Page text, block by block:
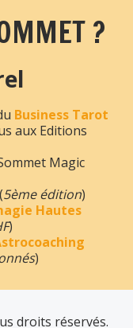
?
Business Tarot
aux Editions
Magic
5ème édition)
Hautes
)
)
droits réservés.